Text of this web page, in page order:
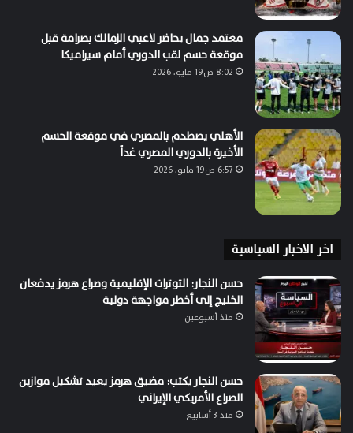
معتمد جمال يحاضر لاعبي الزمالك بصرامة قبل
موقعة حسم لقب الدوري أمام سيراميكا
8:02 ص19 مايو، 2026
الأهلي يصطدم بالمصري في موقعة الحسم
الأخيرة بالدوري المصري غداً
6:57 ص19 مايو، 2026
اخر الاخبار السياسية
حسن النجار: التوترات الإقليمية وصراع هرمز يدفعان
الخليج إلى أخطر مواجهة دولية
منذ أسبوعين
حسن النجار يكتب: مضيق هرمز يعيد تشكيل موازين
الصراع الأمريكي الإيراني
منذ 3 أسابيع